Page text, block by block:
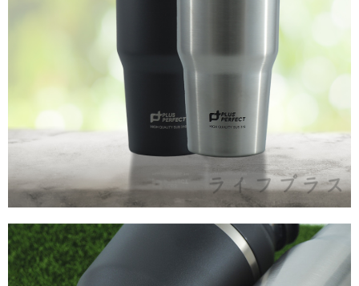
恩沛科技股份有限公司將有權停止該用戶之使用額度並採取法律行動。
每筆NT$150，滿NT$3,000(含以上)免運費
每筆NT$150，滿NT$3,000(含以上)免運費